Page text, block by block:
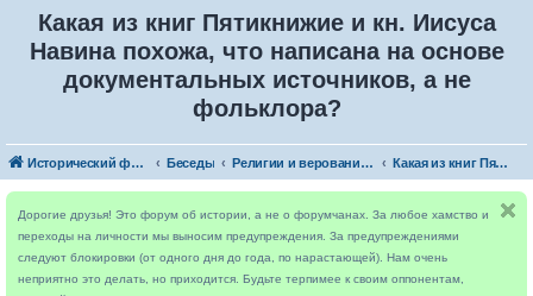
Какая из книг Пятикнижие и кн. Иисуса
Навина похожа, что написана на основе
документальных источников, а не
фольклора?
Исторический форум Беседы Религии и верования мира Какая из книг Пятикнижие и кн. Иисуса Навина похожа, что написана на основе документальных источников, а не фольклора?
Дорогие друзья! Это форум об истории, а не о форумчанах. За любое хамство и
переходы на личности мы выносим предупреждения. За предупреждениями
следуют блокировки (от одного дня до года, по нарастающей). Нам очень
неприятно это делать, но приходится. Будьте терпимее к своим оппонентам,